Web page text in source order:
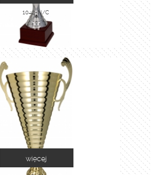
1042-N/C
więcej